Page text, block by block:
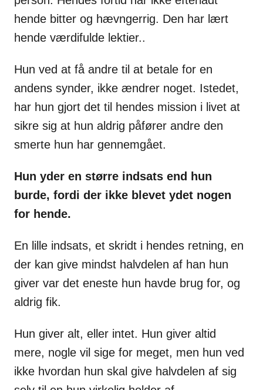
hende bitter og hævngerrig. Den har lært
hende værdifulde lektier..
Hun ved at få andre til at betale for en
andens synder, ikke ændrer noget. Istedet,
har hun gjort det til hendes mission i livet at
sikre sig at hun aldrig påfører andre den
smerte hun har gennemgået.
Hun yder en større indsats end hun
burde, fordi der ikke blevet ydet nogen
for hende.
En lille indsats, et skridt i hendes retning, en
der kan give mindst halvdelen af han hun
giver var det eneste hun havde brug for, og
aldrig fik.
Hun giver alt, eller intet. Hun giver altid
mere, nogle vil sige for meget, men hun ved
ikke hvordan hun skal give halvdelen af sig